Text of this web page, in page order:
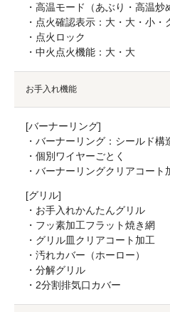
・高温モード（あぶり・高温
・点火確認表示：大・大・小・
・点火ロック
・中火点火機能：大・大
お手入れ機能
[バーナーリング]
・バーナーリング：シールド構
・個別ワイヤーごとく
・バーナーリングクリアコート
[グリル]
・お手入れかんたんグリル
・フッ素加工フラット焼き網
・グリル皿クリアコート加工
・汚れカバー（ホーロー）
・分解グリル
・2分割排気口カバー